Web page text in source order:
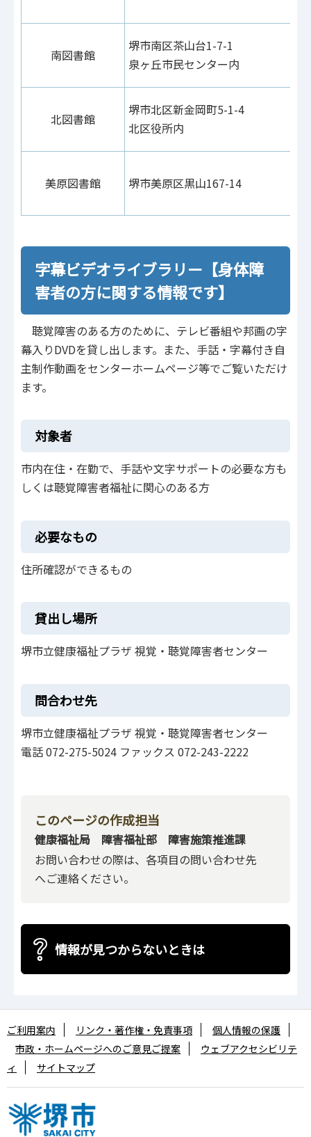
南図書館
堺市南区茶山台1-7-1
泉ヶ丘市民センター内
北図書館
堺市北区新金岡町5-1-4
北区役所内
美原図書館 堺市美原区黒山167-14
字幕ビデオライブラリー【身体障
害者の方に関する情報です】
聴覚障害のある方のために、テレビ番組や邦画の字
幕入りDVDを貸し出します。また、手話・字幕付き自
主制作動画をセンターホームページ等でご覧いただけ
ます。
対象者
市内在住・在勤で、手話や文字サポートの必要な方も
しくは聴覚障害者福祉に関心のある方
必要なもの
住所確認ができるもの
貸出し場所
堺市立健康福祉プラザ 視覚・聴覚障害者センター
問合わせ先
堺市立健康福祉プラザ 視覚・聴覚障害者センター
電話 072-275-5024 ファックス 072-243-2222
このページの作成担当
健康福祉局 障害福祉部 障害施策推進課
お問い合わせの際は、各項目の問い合わせ先
へご連絡ください。
情報が見つからないときは
ご利用案内 リンク・著作権・免責事項
個人情報の保護
市政・ホームページへのご意見ご提案
ウェブアクセシビリテ
ィ
サイトマップ